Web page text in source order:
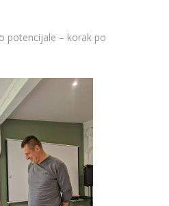
potencijale – korak po